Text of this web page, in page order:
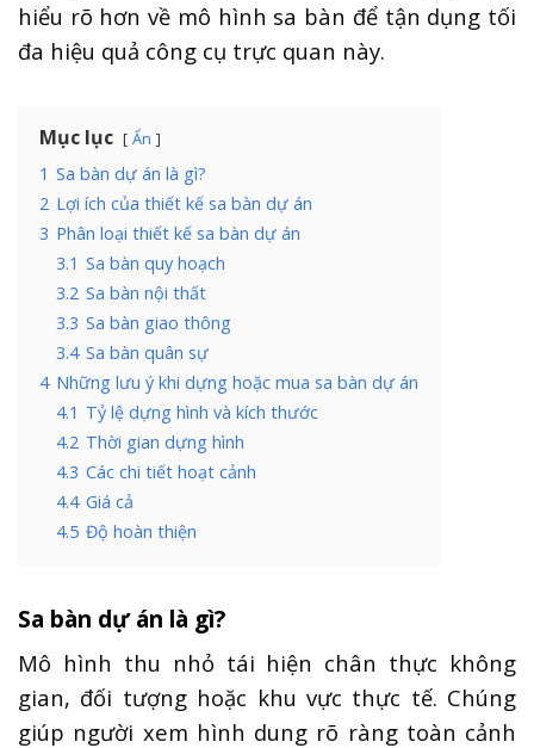
hiểu rõ hơn về mô hình sa bàn để tận dụng tối
đa hiệu quả công cụ trực quan này.
Mục lục Ẩn
1 Sa bàn dự án là gì?
2 Lợi ích của thiết kế sa bàn dự án
3 Phân loại thiết kế sa bàn dự án
3.1 Sa bàn quy hoạch
3.2 Sa bàn nội thất
3.3 Sa bàn giao thông
3.4 Sa bàn quân sự
4 Những lưu ý khi dựng hoặc mua sa bàn dự án
4.1 Tỷ lệ dựng hình và kích thước
4.2 Thời gian dựng hình
4.3 Các chi tiết hoạt cảnh
4.4 Giá cả
4.5 Độ hoàn thiện
Sa bàn dự án là gì?
Mô hình thu nhỏ tái hiện chân thực không
gian, đối tượng hoặc khu vực thực tế. Chúng
giúp người xem hình dung rõ ràng toàn cảnh